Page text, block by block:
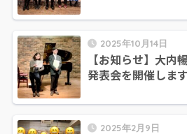
2025年10月14日
【お知らせ】大内
発表会を開催しま
2025年2月9日